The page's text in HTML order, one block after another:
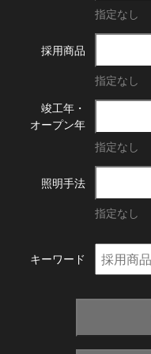
指定なし
採用商品
指定なし
竣工年・
オープン年
指定なし
照明手法
指定なし
キーワード